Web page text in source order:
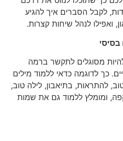
לקבל הסברים איך להגיע
ואפילו לנהל שיחות קצרות.
מסוגלים לתקשר ברמה
כך לדוגמה כדאי ללמוד מילים
להתראות, בתיאבון, לילה טוב,
ומומלץ ללמוד גם את שמות